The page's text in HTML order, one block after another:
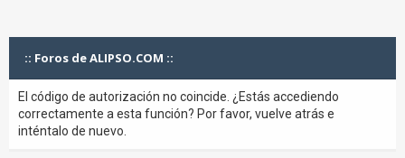
:: Foros de ALIPSO.COM ::
El código de autorización no coincide. ¿Estás accediendo
correctamente a esta función? Por favor, vuelve atrás e
inténtalo de nuevo.